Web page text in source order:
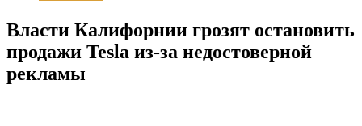
Власти Калифорнии грозят остановить
продажи Tesla из-за недостоверной
рекламы